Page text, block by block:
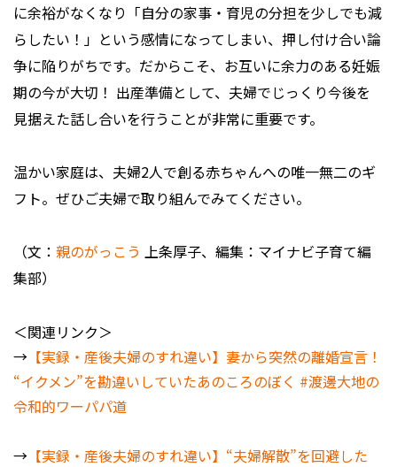
に余裕がなくなり「自分の家事・育児の分担を少しでも減
らしたい！」という感情になってしまい、押し付け合い論
争に陥りがちです。だからこそ、お互いに余力のある妊娠
期の今が大切！ 出産準備として、夫婦でじっくり今後を
見据えた話し合いを行うことが非常に重要です。
温かい家庭は、夫婦2人で創る赤ちゃんへの唯一無二のギ
フト。ぜひご夫婦で取り組んでみてください。
（文： 親のがっこう 上条厚子、編集：マイナビ子育て編
集部）
＜関連リンク＞
→ 【実録・産後夫婦のすれ違い】妻から突然の離婚宣言！
“イクメン”を勘違いしていたあのころのぼく #渡邊大地の
令和的ワーパパ道
→ 【実録・産後夫婦のすれ違い】“夫婦解散”を回避した